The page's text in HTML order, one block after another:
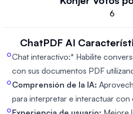
6
ChatPDF AI
Chat interactivo:* Habilite
con sus documentos PDF
Comprensión de la IA:
para interpretar e interactuar con